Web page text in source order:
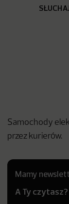
Samochody
przez kurierów.
Mamy
A Ty czytasz?